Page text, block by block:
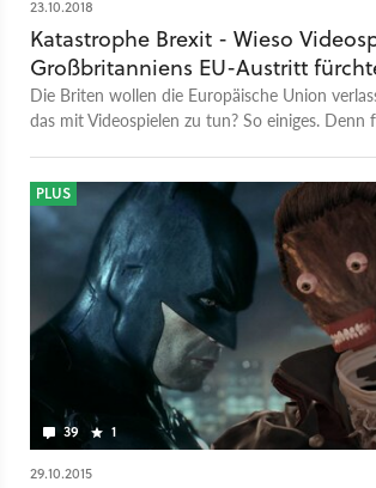
23.10.2018
Katastrophe Brexit - Wieso
Großbritanniens EU-Austritt
Die Briten wollen die Europäische Union
das mit Videospielen zu tun? So einiges. Denn
39 1
PLUS
29.10.2015